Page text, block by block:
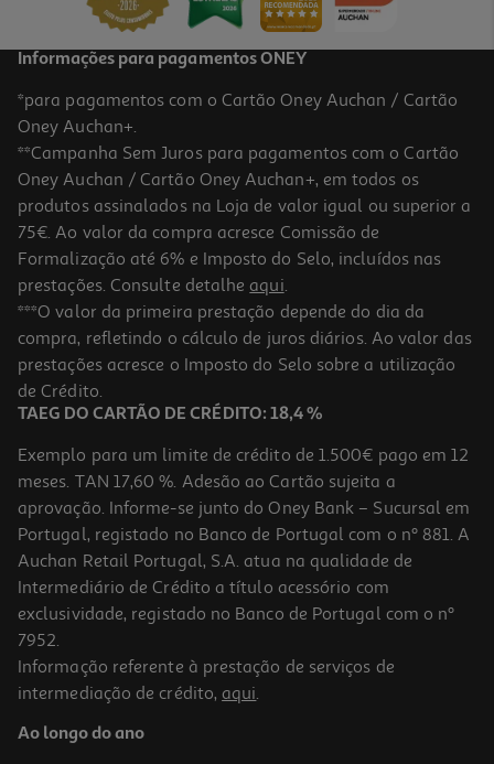
4.8
Ração Para Gato Ultima Esterilizado Sénior 2.5kg
8.4 €/Kg
20,99 €
Ração Gato Esterilizado Ultima Salmão 440g
10.2 €/Kg
Informações para pagamentos ONEY
*para pagamentos com o Cartão Oney Auchan / Cartão
Oney Auchan+.
**Campanha Sem Juros para pagamentos com o Cartão
Oney Auchan / Cartão Oney Auchan+, em todos os
produtos assinalados na Loja de valor igual ou superior a
75€. Ao valor da compra acresce Comissão de
Formalização até 6% e Imposto do Selo, incluídos nas
prestações. Consulte detalhe aqui.
***O valor da primeira prestação depende do dia da
compra, refletindo o cálculo de juros diários. Ao valor das
prestações acresce o Imposto do Selo sobre a utilização
de Crédito.
TAEG DO CARTÃO DE CRÉDITO: 18,4 %
Exemplo para um limite de crédito de 1.500€ pago em 12
meses. TAN 17,60 %. Adesão ao Cartão sujeita a
aprovação. Informe-se junto do Oney Bank – Sucursal em
Portugal, registado no Banco de Portugal com o nº 881. A
Auchan Retail Portugal, S.A. atua na qualidade de
Intermediário de Crédito a título acessório com
exclusividade, registado no Banco de Portugal com o nº
7952.
Informação referente à prestação de serviços de
intermediação de crédito, aqui.
Ao longo do ano